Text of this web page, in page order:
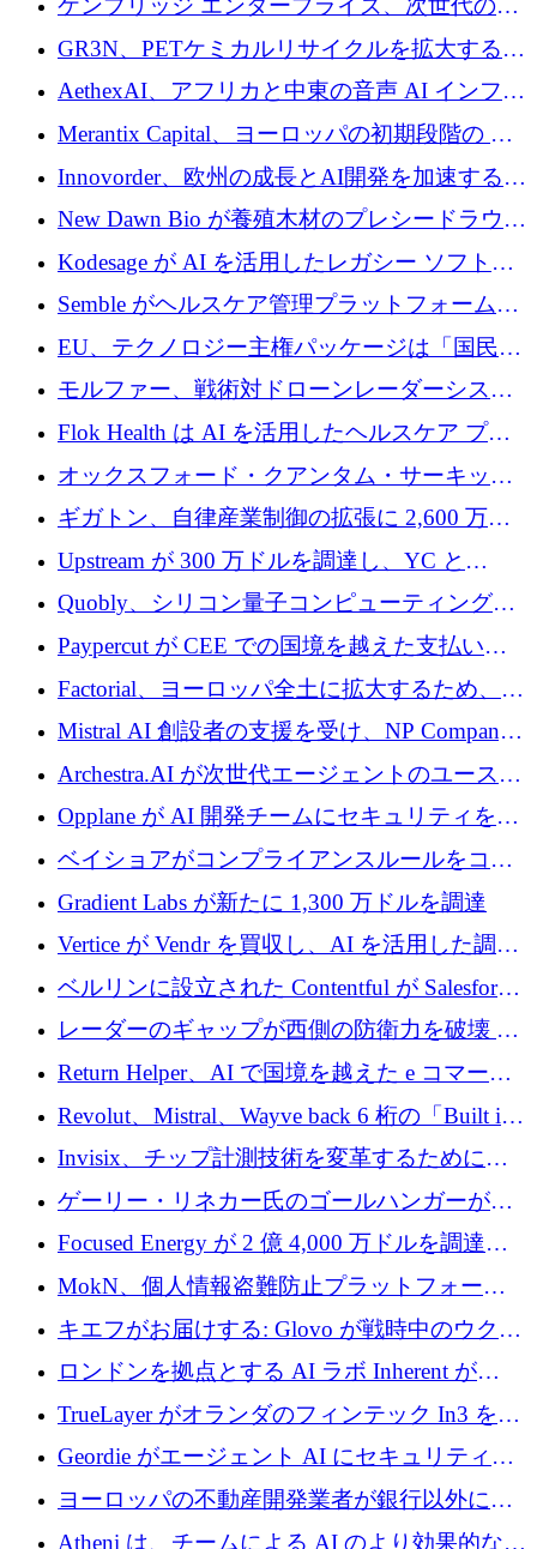
するためにQuantum-AIデータセンターを立ち
上げ
ケンブリッジ エンタープライズ、次世代のデ
ィープテック創設者向けにロンドンの出発点
を構築
GR3N、PETケミカルリサイクルを拡大するた
めにシリーズBで1,550万ユーロを調達
AethexAI、アフリカと中東の音声 AI インフラ
ストラクチャを構築するために 300 万ドルを
Merantix Capital、ヨーロッパの初期段階の AI
スタートアップ向けに 1 億 300 万ユーロのフ
ァンドを立ち上げる
Innovorder、欧州の成長とAI開発を加速するた
めに2,000万ユーロを確保
New Dawn Bio が養殖木材のプレシードラウン
ドで 210 万ユーロを調達
Kodesage が AI を活用したレガシー ソフトウ
ェアの最新化のために 660 万ドルを調達
Semble がヘルスケア管理プラットフォームを
拡大するためにシリーズ C で 3,000 万ポンド
を調達
EU、テクノロジー主権パッケージは「国民の
保護」に関するものだと発言
モルファー、戦術対ドローンレーダーシステ
ムを最前線に近づけるために150万ユーロを調
Flok Health は AI を活用したヘルスケア プラ
ットフォームの成長に 1,250 万ドルを投資
オックスフォード・クアンタム・サーキット
が「成人向け」2億6,000万ポンドの資金調達
ラウンドを獲得
ギガトン、自律産業制御の拡張に 2,600 万ド
ルを調達
Upstream が 300 万ドルを調達し、YC と
Xavier Niel が支援する共同 AI 受信箱を立ち上
Quobly、シリコン量子コンピューティングの
商用化のためにシリーズ A で 1 億 1,500 万ユ
ーロを調達
Paypercut が CEE での国境を越えた支払いを
拡大するために 500 万ユーロを確保
Factorial、ヨーロッパ全土に拡大するため、25
億ドルの評価額で1億5,000万ドルのシリーズD
Mistral AI 創設者の支援を受け、NP Company
がエンジニアリング向け AI を推進するために
600 万ユーロのプレシードを確保
Archestra.AI が次世代エージェントのユースケ
ースを実現するために 1,000 万ドルを調達
Opplane が AI 開発チームにセキュリティをも
たらすために 450 万ユーロを調達
ベイショアがコンプライアンスルールをコー
ド化するために800万ドルを調達
Gradient Labs が新たに 1,300 万ドルを調達
Vertice が Vendr を買収し、AI を活用した調達
インテリジェンス プラットフォームを構築
ベルリンに設立された Contentful が Salesforce
に買収される
レーダーのギャップが西側の防衛力を破壊 —
そしてベルリンのチップスタートアップがそ
れを埋める
Return Helper、AI で国境を越えた e コマース
の返品を利益に変えるシリーズ A で 400 万ド
ルを調達
Revolut、Mistral、Wayve back 6 桁の「Built in
Europe」キャンペーン
Invisix、チップ計測技術を変革するために
2,000 万ユーロのシードラウンドを完了
ゲーリー・リネカー氏のゴールハンガーがVC
事業を開始
Focused Energy が 2 億 4,000 万ドルを調達、
TrueLayer が In3 を買収、ロンドンが首位の座
を奪還
MokN、個人情報盗難防止プラットフォーム
の成長のためにシリーズ A で 1,500 万ドルを
調達
キエフがお届けする: Glovo が戦時中のウクラ
イナで最も急速に成長する市場の 1 つをどの
ように拡大したか
ロンドンを拠点とする AI ラボ Inherent が
5,000 万ドルの資金調達でステルスから浮上
TrueLayer がオランダのフィンテック In3 を買
収、チェックアウト時にクレジットを提供
Geordie がエージェント AI にセキュリティと
ガバナンスをもたらすために 3,000 万ドルを
ヨーロッパの不動産開発業者が銀行以外にも
目を向けているため、InRentoの資金調達額は
Atheni は、チームによる AI のより効果的な使